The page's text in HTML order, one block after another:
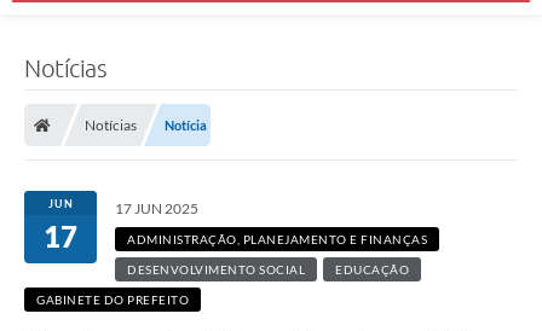
Notícias
Notícias Notícia
JUN
17
17 JUN 2025
ADMINISTRAÇÃO, PLANEJAMENTO E FINANÇAS
DESENVOLVIMENTO SOCIAL EDUCAÇÃO
GABINETE DO PREFEITO